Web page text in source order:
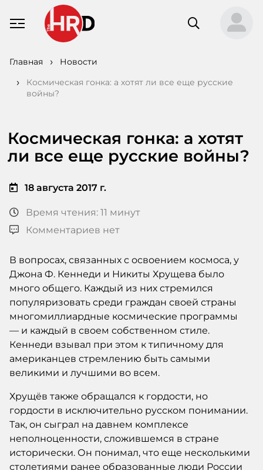
Главная
Новости
Космическая гонка: а хотят ли все еще русские
войны?
Космическая гонка: а хотят
ли все еще русские войны?
18 августа 2017 г.
Время чтения: 11 минут
Комментариев нет
В вопросах, связанных с освоением космоса, у
Джона Ф. Кеннеди и Никиты Хрущева было
много общего. Каждый из них стремился
популяризовать среди граждан своей страны
многомиллиардные космические программы
— и каждый в своем собственном стиле.
Кеннеди взывал при этом к типичному для
американцев стремлению быть самыми
великими и лучшими во всем.
Хрущёв также обращался к гордости, но
гордости в исключительно русском понимании.
Так, он сыграл на давнем комплексе
неполноценности, сложившемся в стране
исторически. Он понимал, что еще несколькими
столетиями ранее образованные люди России